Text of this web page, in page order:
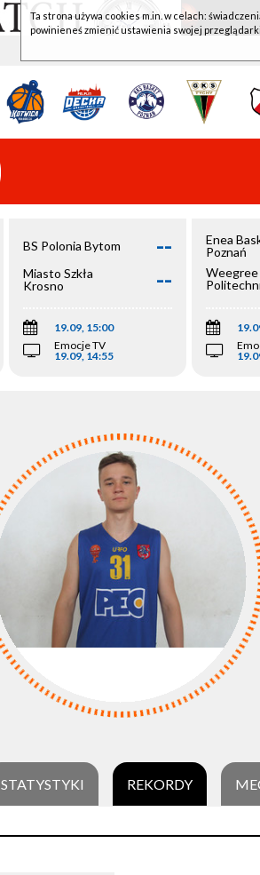
BS Polonia Bytom --
Miasto Szkła
Krosno
--
19.09, 15:00
Emocje TV
19.09, 14:55
Enea
Poznań
Weegree
STATYSTYKI REKORDY
Ta strona używa cookies m.in. w celach:
powinieneś zmienić ustawienia swojej przeglądarki.